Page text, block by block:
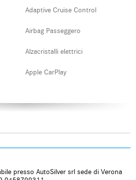
Adaptive Cruise Control
Airbag Passeggero
Alzacristalli elettrici
Apple CarPlay
Bracciolo
presso AutoSilver srl sede di Verona